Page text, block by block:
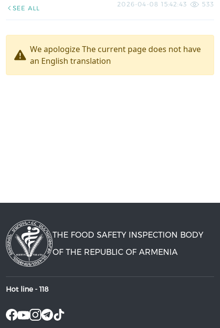
SEE ALL
2026-04-08 15:42:43 533
We apologize The current page does not have
an English translation
THE FOOD SAFETY INSPECTION BODY
OF THE REPUBLIC OF ARMENIA
Hot line - 118